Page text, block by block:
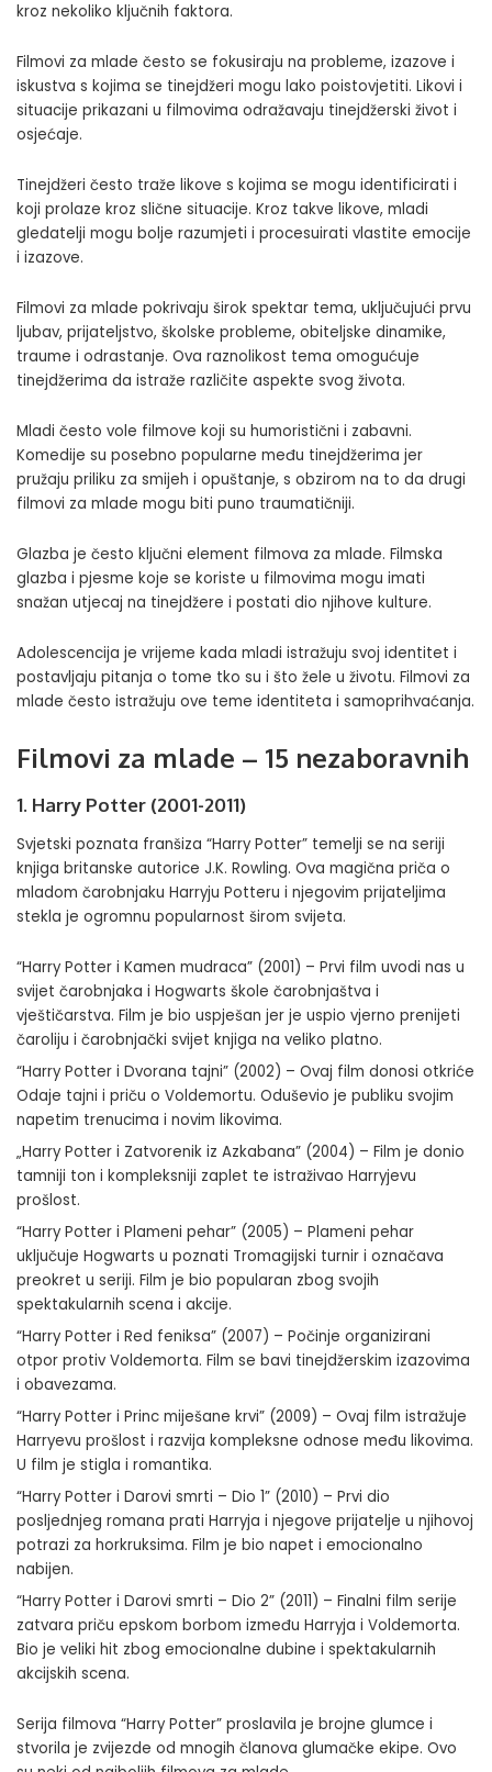
kroz nekoliko ključnih faktora.
Filmovi za mlade često se fokusiraju na probleme, izazove i
iskustva s kojima se tinejdžeri mogu lako poistovjetiti. Likovi i
situacije prikazani u filmovima odražavaju tinejdžerski život i
osjećaje.
Tinejdžeri često traže likove s kojima se mogu identificirati i
koji prolaze kroz slične situacije. Kroz takve likove, mladi
gledatelji mogu bolje razumjeti i procesuirati vlastite emocije
i izazove.
Filmovi za mlade pokrivaju širok spektar tema, uključujući prvu
ljubav, prijateljstvo, školske probleme, obiteljske dinamike,
traume i odrastanje. Ova raznolikost tema omogućuje
tinejdžerima da istraže različite aspekte svog života.
Mladi često vole filmove koji su humoristični i zabavni.
Komedije su posebno popularne među tinejdžerima jer
pružaju priliku za smijeh i opuštanje, s obzirom na to da drugi
filmovi za mlade mogu biti puno traumatičniji.
Glazba je često ključni element filmova za mlade. Filmska
glazba i pjesme koje se koriste u filmovima mogu imati
snažan utjecaj na tinejdžere i postati dio njihove kulture.
Adolescencija je vrijeme kada mladi istražuju svoj identitet i
postavljaju pitanja o tome tko su i što žele u životu. Filmovi za
mlade često istražuju ove teme identiteta i samoprihvaćanja.
Filmovi za mlade – 15 nezaboravnih
1. Harry Potter (2001-2011)
Svjetski poznata franšiza “Harry Potter” temelji se na seriji
knjiga britanske autorice J.K. Rowling. Ova magična priča o
mladom čarobnjaku Harryju Potteru i njegovim prijateljima
stekla je ogromnu popularnost širom svijeta.
“Harry Potter i Kamen mudraca” (2001) – Prvi film uvodi nas u
svijet čarobnjaka i Hogwarts škole čarobnjaštva i
vještičarstva. Film je bio uspješan jer je uspio vjerno prenijeti
čaroliju i čarobnjački svijet knjiga na veliko platno.
“Harry Potter i Dvorana tajni” (2002) – Ovaj film donosi otkriće
Odaje tajni i priču o Voldemortu. Oduševio je publiku svojim
napetim trenucima i novim likovima.
„Harry Potter i Zatvorenik iz Azkabana” (2004) – Film je donio
tamniji ton i kompleksniji zaplet te istraživao Harryjevu
prošlost.
“Harry Potter i Plameni pehar” (2005) – Plameni pehar
uključuje Hogwarts u poznati Tromagijski turnir i označava
preokret u seriji. Film je bio popularan zbog svojih
spektakularnih scena i akcije.
“Harry Potter i Red feniksa” (2007) – Počinje organizirani
otpor protiv Voldemorta. Film se bavi tinejdžerskim izazovima
i obavezama.
“Harry Potter i Princ miješane krvi” (2009) – Ovaj film istražuje
Harryevu prošlost i razvija kompleksne odnose među likovima.
U film je stigla i romantika.
“Harry Potter i Darovi smrti – Dio 1” (2010) – Prvi dio
posljednjeg romana prati Harryja i njegove prijatelje u njihovoj
potrazi za horkruksima. Film je bio napet i emocionalno
nabijen.
“Harry Potter i Darovi smrti – Dio 2” (2011) – Finalni film serije
zatvara priču epskom borbom između Harryja i Voldemorta.
Bio je veliki hit zbog emocionalne dubine i spektakularnih
akcijskih scena.
Serija filmova “Harry Potter” proslavila je brojne glumce i
stvorila je zvijezde od mnogih članova glumačke ekipe. Ovo